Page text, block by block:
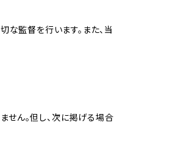
な監督を行います。また、当
ん。但し、次に掲げる場合